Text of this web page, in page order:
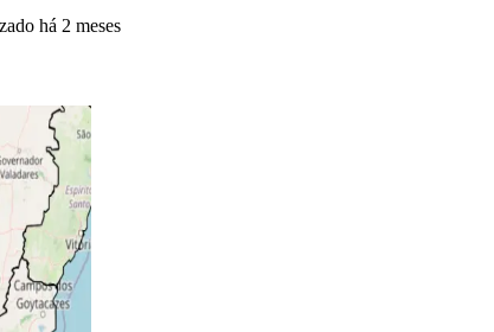
há 2 meses